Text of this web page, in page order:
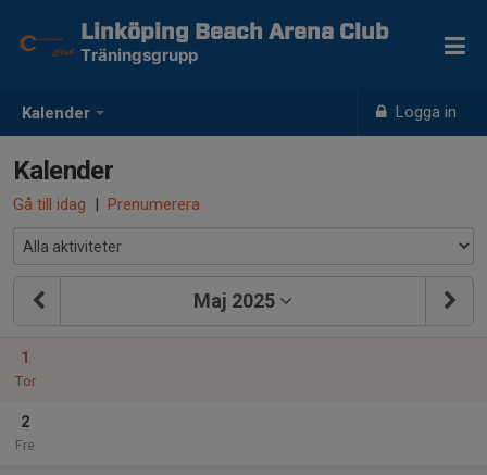
Kalender Logga in
Linköping Beach Arena Club
Träningsgrupp
Kalender
Gå till idag | Prenumerera
Maj 2025
1
Tor
2
Fre